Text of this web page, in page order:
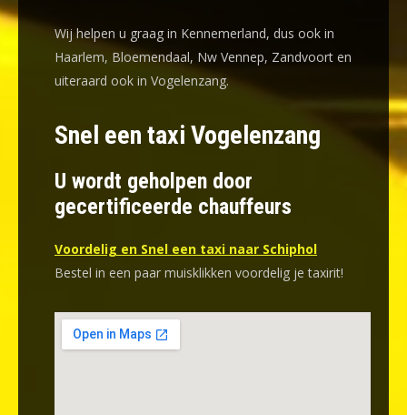
Wij helpen u graag in Kennemerland, dus ook in
Haarlem, Bloemendaal, Nw Vennep, Zandvoort en
uiteraard ook in Vogelenzang.
Snel een taxi Vogelenzang
U wordt geholpen door
gecertificeerde chauffeurs
Voordelig en Snel een taxi naar Schiphol
Bestel in een paar muisklikken voordelig je taxirit!